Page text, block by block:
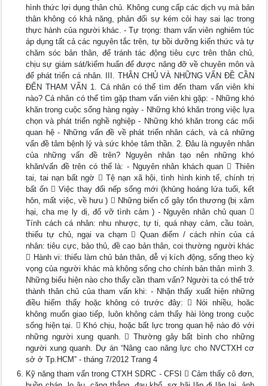
hình thức lợi dụng thân chủ. Không cung cấp các dịch vụ mà bản
thân không có khả năng, phản đối sự kém cỏi hay sai lạc trong
thực hành của người khác. - Tự trọng: tham vấn viên nghiêm túc
áp dụng tất cả các nguyên tắc trên, tự bồi dưỡng kiến thức và tự
chăm sóc bản thân, để tránh tác động tiêu cực trên thân chủ,
chịu sự giám sát/kiểm huấn để được nâng đỡ về chuyên môn và
để phát triển cá nhân. III. THÂN CHỦ VÀ NHỮNG VẤN ĐỀ CẦN
ĐẾN THAM VẤN 1. Cá nhân có thể tìm đến tham vấn viên khi
nào? Cá nhân có thể tìm gặp tham vấn viên khi gặp: - Những khó
khăn trong cuộc sống hàng ngày - Những khó khăn trong việc lựa
chọn và phát triển nghề nghiệp - Những khó khăn trong các mối
quan hệ - Những vấn đề về phát triển nhân cách, và cả những
vấn đề tâm bệnh lý và sức khỏe tâm thần. 2. Đâu là nguyên nhân
của những vấn đề trên? Nguyên nhân tạo nên những khó
khăn/vấn đề trên có thể là: - Nguyên nhân khách quan  Thiên
tai, tai nạn bất ngờ  Tệ nạn xã hội, tình hình kinh tế, chính trị
bất ổn  Việc thay đổi nếp sống mới (khủng hoảng lứa tuổi, kết
hôn, mất việc, về hưu )  Những biến cố gây tổn thương (bị xâm
hại, cha mẹ ly dị, đổ vỡ tình cảm ) - Nguyên nhân chủ quan 
Tính cách cá nhân: nhu nhược, tự ti, quá nhạy cảm, cầu toàn,
thiếu tự chủ, ngại va chạm  Quan điểm / cách nhìn của cá
nhân: tiêu cực, bảo thủ, đề cao bản thân, coi thường người khác
 Hành vi: thiếu làm chủ bản thân, dễ vị kích động, sống theo kỳ
vọng của người khác mà không sống cho chính bản thân mình 3.
Những biểu hiện nào cho thấy cần tham vấn? Người ta có thể trở
thành thân chủ của tham vấn khi: - Nhận thấy xuất hiện những
điều hiếm thấy hoặc không có trước đây:  Nói nhiều, hoăc
không muốn giao tiếp, luôn không cảm thấy hài lòng trong cuộc
sống hiện tại.  Khó chịu, hoặc bất lực trong quan hệ nào đó với
những người xung quanh.  Thường gây bất bình cho những
người xung quanh. Dự án “Nâng cao năng lực cho NVCTXH cơ
sở ở Tp.HCM” - tháng 7/2012 Trang 4
Kỹ năng tham vấn trong CTXH SDRC - CFSI  Cảm thấy cô đơn,